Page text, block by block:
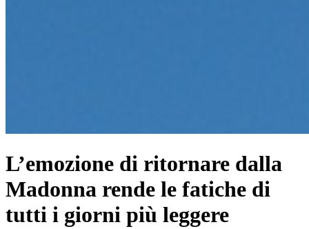
L’emozione di ritornare dalla
Madonna rende le fatiche di
tutti i giorni più leggere